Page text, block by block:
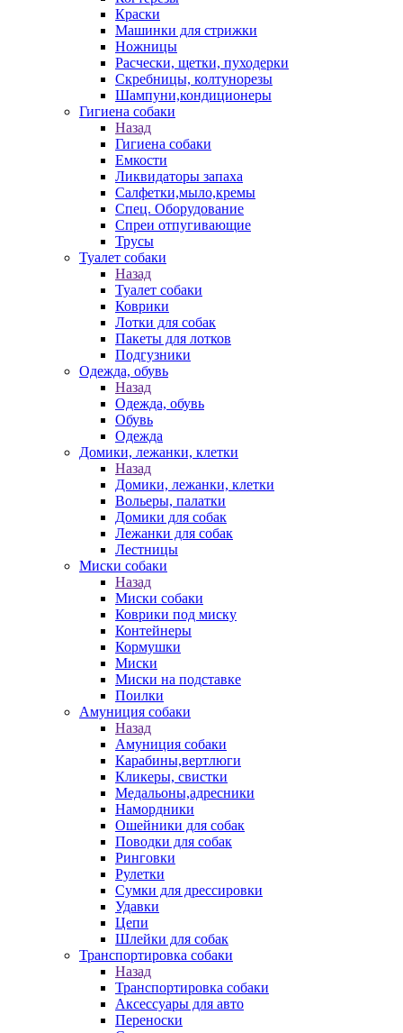
Краски
Машинки для стрижки
Ножницы
Расчески, щетки, пуходерки
Скребницы, колтунорезы
Шампуни,кондиционеры
Гигиена собаки
Назад
Гигиена собаки
Емкости
Ликвидаторы запаха
Салфетки,мыло,кремы
Спец. Оборудование
Спреи отпугивающие
Трусы
Туалет собаки
Назад
Туалет собаки
Коврики
Лотки для собак
Пакеты для лотков
Подгузники
Одежда, обувь
Назад
Одежда, обувь
Обувь
Одежда
Домики, лежанки, клетки
Назад
Домики, лежанки, клетки
Вольеры, палатки
Домики для собак
Лежанки для собак
Лестницы
Миски собаки
Назад
Миски собаки
Коврики под миску
Контейнеры
Кормушки
Миски
Миски на подставке
Поилки
Амуниция собаки
Назад
Амуниция собаки
Карабины,вертлюги
Кликеры, свистки
Медальоны,адресники
Намордники
Ошейники для собак
Поводки для собак
Ринговки
Рулетки
Сумки для дрессировки
Удавки
Цепи
Шлейки для собак
Транспортировка собаки
Назад
Транспортировка собаки
Аксессуары для авто
Переноски